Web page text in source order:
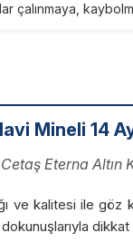
Mineli 14
Eterna Altın
ve kalitesi ile göz
dikkat
çalınmaya,